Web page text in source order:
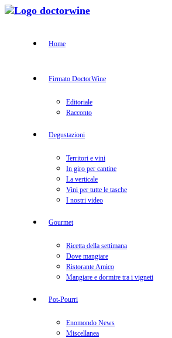
Home
Firmato DoctorWine
Editoriale
Racconto
Degustazioni
Territori e vini
In giro per cantine
La verticale
Vini per tutte le tasche
I nostri video
Gourmet
Ricetta della settimana
Dove mangiare
Ristorante Amico
Mangiare e dormire tra i vigneti
Pot-Pourri
Enomondo News
Miscellanea